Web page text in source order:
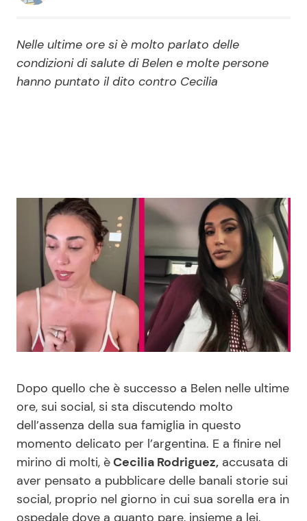
Persone Scomparse
Politica Reality e Talent
Soap Opera
News Musica
News Spettacolo
Benessere
Casa
Mondo Mamma
News benessere
Salute
Viaggi e Turismo
Cucina e Ricette
Consigli di Cucina
Le Ricette in TV
Primi Piatti
Ricette Facili e Veloci
Ricette Feste
Nelle ultime ore si è molto parlato delle
condizioni di salute di Belen e molte persone
hanno puntato il dito contro Cecilia
Dopo quello che è successo a Belen nelle ultime
ore, sui social, si sta discutendo molto
dell’assenza della sua famiglia in questo
momento delicato per l’argentina. E a finire nel
mirino di molti, èCecilia Rodriguez, accusata di
aver pensato a pubblicare delle banali storie sui
social, proprio nel giorno in cui sua sorella era in
ospedale dove a quanto pare, insieme a lei,